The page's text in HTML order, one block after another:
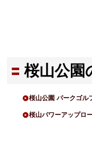
桜山公園
桜山公園 パークゴル
桜山パワーアップロ